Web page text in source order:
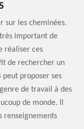
sur les cheminées.
important de
réaliser ces
de rechercher un
peut proposer ses
de travail à des
de monde. Il
renseignements